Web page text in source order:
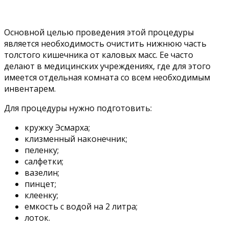
Основной целью проведения этой процедуры
является необходимость очистить нижнюю часть
толстого кишечника от каловых масс. Ее часто
делают в медицинских учреждениях, где для этого
имеется отдельная комната со всем необходимым
инвентарем.
Для процедуры нужно подготовить:
кружку Эсмарха;
клизменный наконечник;
пеленку;
салфетки;
вазелин;
пинцет;
клеенку;
емкость с водой на 2 литра;
лоток.